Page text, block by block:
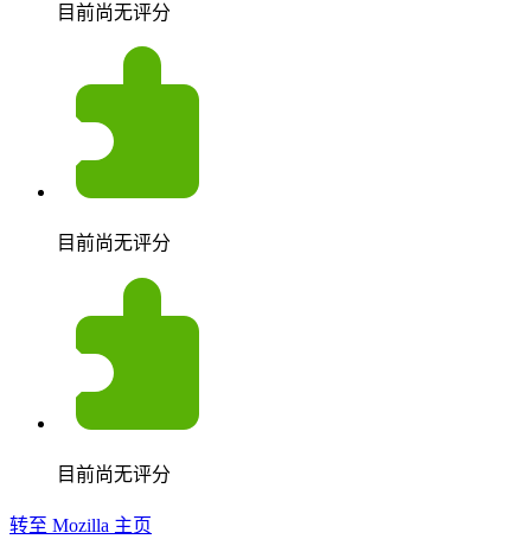
目前尚无评分
目前尚无评分
目前尚无评分
转至 Mozilla 主页